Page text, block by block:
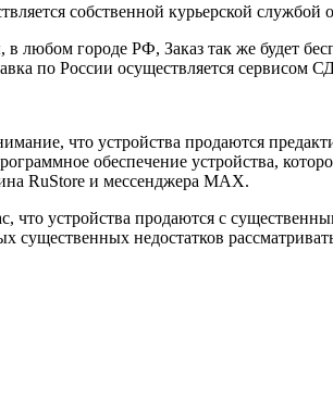
собственной курьерской
любом городе РФ, Заказ так же будет
по России осуществляется сервисом
что устройства продаются
обеспечение устройства,
RuStore и мессенджера MAX.
устройства продаются с
существенных недостатков